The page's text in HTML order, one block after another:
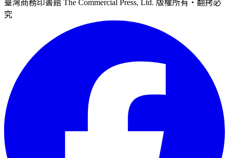
臺灣商務印書館 The Commercial Press, Ltd. 版權所有‧翻拷必
究